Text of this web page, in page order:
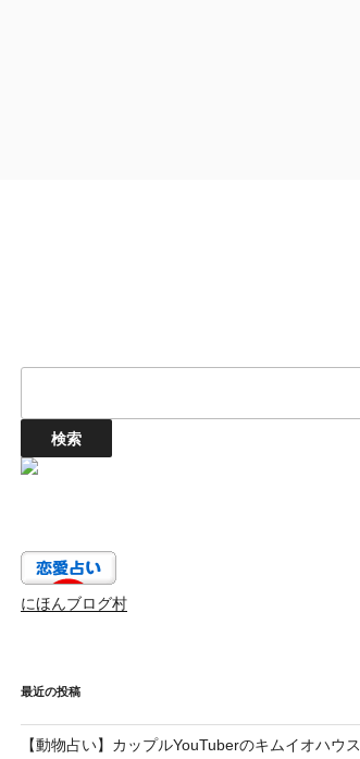
にほんブログ村
最近の投稿
【動物占い】カップルYouTuberのキムイオハウス